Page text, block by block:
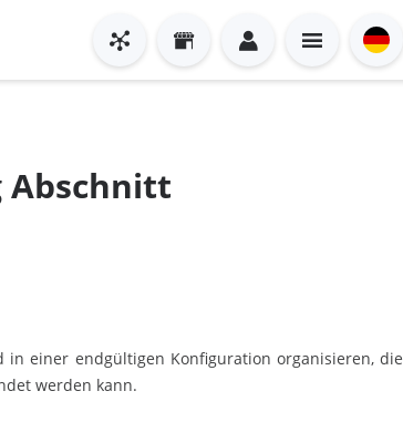
Abschnitt
in einer endgültigen Konfiguration organisieren, die
werden kann.